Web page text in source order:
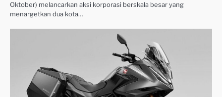
Oktober) melancarkan aksi korporasi berskala besar yang
menargetkan dua kota…